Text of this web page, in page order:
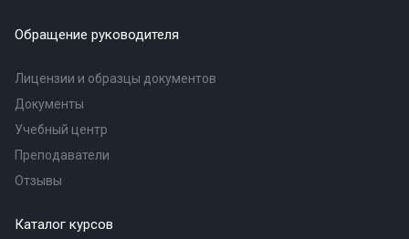
Обращение руководителя
Лицензии и образцы документов
Документы
Учебный центр
Преподаватели
Отзывы
Каталог курсов